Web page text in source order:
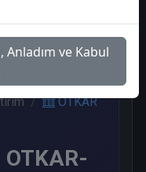
OTKAR
OTKAR-
ve Kabul